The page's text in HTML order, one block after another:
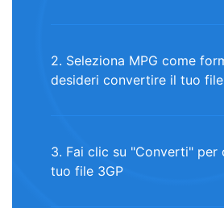
2. Seleziona MPG come
desideri convertire il tuo file
3. Fai clic su "Converti" per
tuo file 3GP